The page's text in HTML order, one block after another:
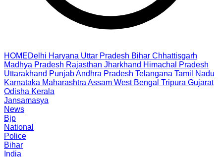
HOMEDelhi Haryana Uttar Pradesh Bihar Chhattisgarh
Madhya Pradesh Rajasthan Jharkhand Himachal Pradesh
Uttarakhand PunjabAndhra Pradesh Telangana Tamil Nadu
Karnataka Maharashtra Assam West Bengal Tripura Gujarat
Odisha Kerala
Jansamasya
News
Bjp
National
Police
Bihar
India